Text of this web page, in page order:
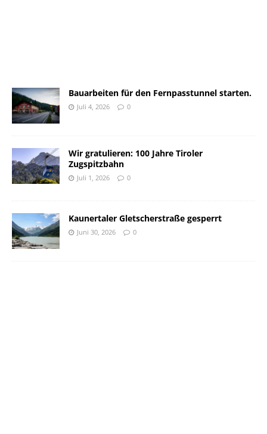
Bauarbeiten für den Fernpasstunnel starten.
Juli 4, 2026 0
Wir gratulieren: 100 Jahre Tiroler
Zugspitzbahn
Juli 1, 2026 0
Kaunertaler Gletscherstraße gesperrt
Juni 30, 2026 0